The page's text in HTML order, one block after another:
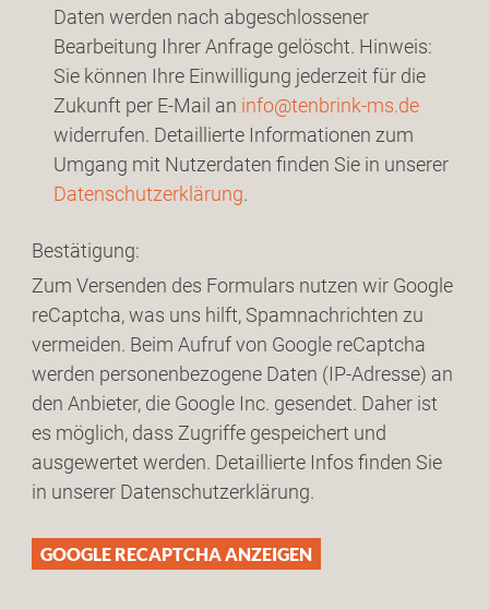
Daten werden nach abgeschlossener
Bearbeitung Ihrer Anfrage gelöscht. Hinweis:
Sie können Ihre Einwilligung jederzeit für die
Zukunft per E-Mail an info@tenbrink-ms.de
widerrufen. Detaillierte Informationen zum
Umgang mit Nutzerdaten finden Sie in unserer
Datenschutzerklärung.
Bestätigung:
Zum Versenden des Formulars nutzen wir Google
reCaptcha, was uns hilft, Spamnachrichten zu
vermeiden. Beim Aufruf von Google reCaptcha
werden personenbezogene Daten (IP-Adresse) an
den Anbieter, die Google Inc. gesendet. Daher ist
es möglich, dass Zugriffe gespeichert und
ausgewertet werden. Detaillierte Infos finden Sie
in unserer Datenschutzerklärung.
GOOGLE RECAPTCHA ANZEIGEN